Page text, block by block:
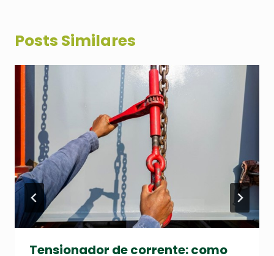
Posts Similares
Tensionador de corrente: como